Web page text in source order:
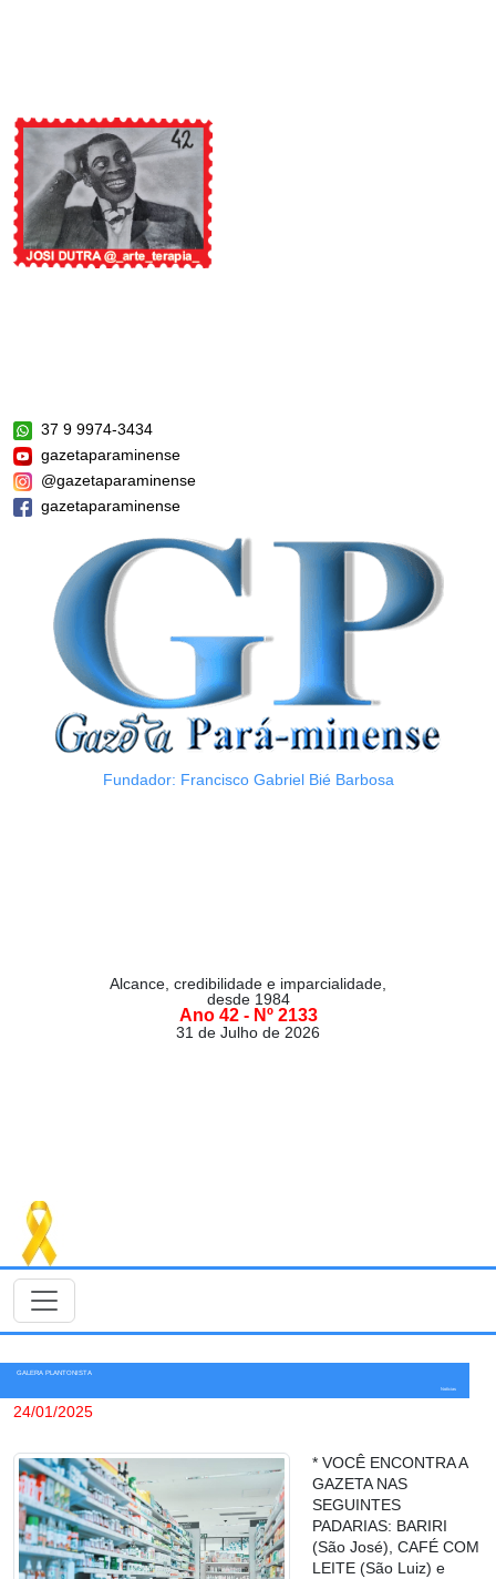
37 9 9974-3434
gazetaparaminense
@gazetaparaminense
gazetaparaminense
Fundador: Francisco Gabriel Bié Barbosa
Alcance, credibilidade e imparcialidade,
desde 1984
Ano 42 - Nº 2133
31 de Julho de 2026
GALERA PLANTONISTA
Notícias
24/01/2025
* VOCÊ ENCONTRA A
GAZETA NAS
SEGUINTES
PADARIAS: BARIRI
(São José), CAFÉ COM
LEITE (São Luiz) e